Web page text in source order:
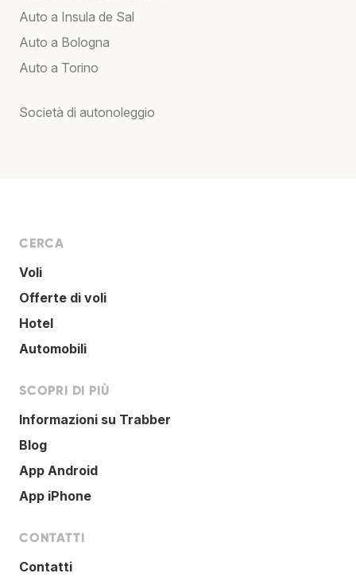
Auto a Insula de Sal
Auto a Bologna
Auto a Torino
Società di autonoleggio
CERCA
Voli
Offerte di voli
Hotel
Automobili
SCOPRI DI PIÙ
Informazioni su Trabber
Blog
App Android
App iPhone
CONTATTI
Contatti